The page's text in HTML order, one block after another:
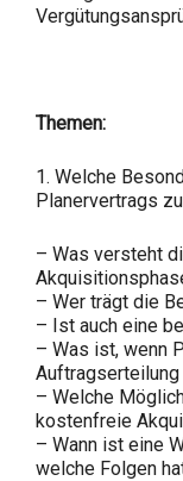
Themen:
1. Welche
Planervertrags
– Was versteht
– Wer trägt die
– Ist auch eine
– Was ist, wenn
– Welche
kostenfreie
– Wann ist eine
welche Folgen